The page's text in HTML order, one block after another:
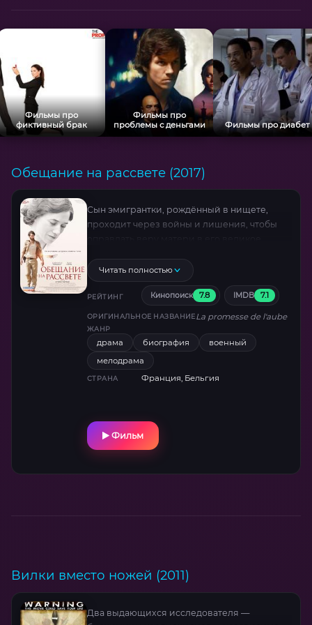
Фильмы про
фиктивный брак
Фильмы про
проблемы с деньгами
Фильмы про диабет
Обещание на рассвете (2017)
Сын эмигрантки, рождённый в нищете,
проходит через войны и лишения, чтобы
он становится писателем, лётчиком и
дипломатом, но какой ценой? Экранизация
автобиографического романа Ромена Гари
с Шарлоттой Генсбур в роли матери, чья
сила воли перевернёт ваше представление
о жертвенности.
Читать полностью
РЕЙТИНГ Кинопоиск 7.8 IMDB 7.1
ОРИГИНАЛЬНОЕ НАЗВАНИЕLa promesse de l'aube
ЖАНР
драма биография
военный
мелодрама
СТРАНА Франция, Бельгия
Фильм
Вилки вместо ножей (2011)
Два выдающихся исследователя —